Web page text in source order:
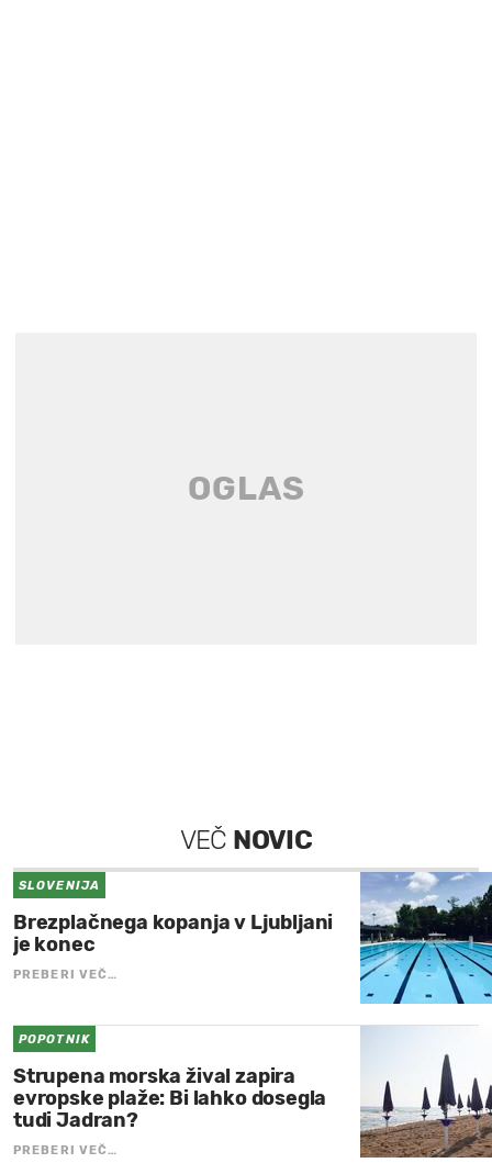
VEČ NOVIC
SLOVENIJA
Brezplačnega kopanja v Ljubljani
je konec
PREBERI VEČ…
POPOTNIK
Strupena morska žival zapira
evropske plaže: Bi lahko dosegla
tudi Jadran?
PREBERI VEČ…